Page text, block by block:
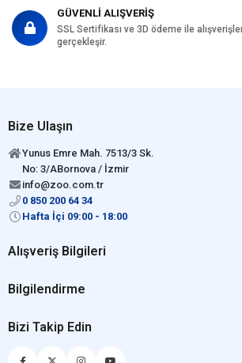
GÜVENLİ ALIŞVERİŞ
SSL Sertifikası ve 3D ödeme ile
gerçekleşir.
Bize Ulaşın
Yunus Emre Mah. 7513/3 Sk.
No: 3/ABornova / İzmir
info@zoo.com.tr
0 850 200 64 34
Hafta İçi 09:00 - 18:00
Alışveriş Bilgileri
Bilgilendirme
Bizi Takip Edin